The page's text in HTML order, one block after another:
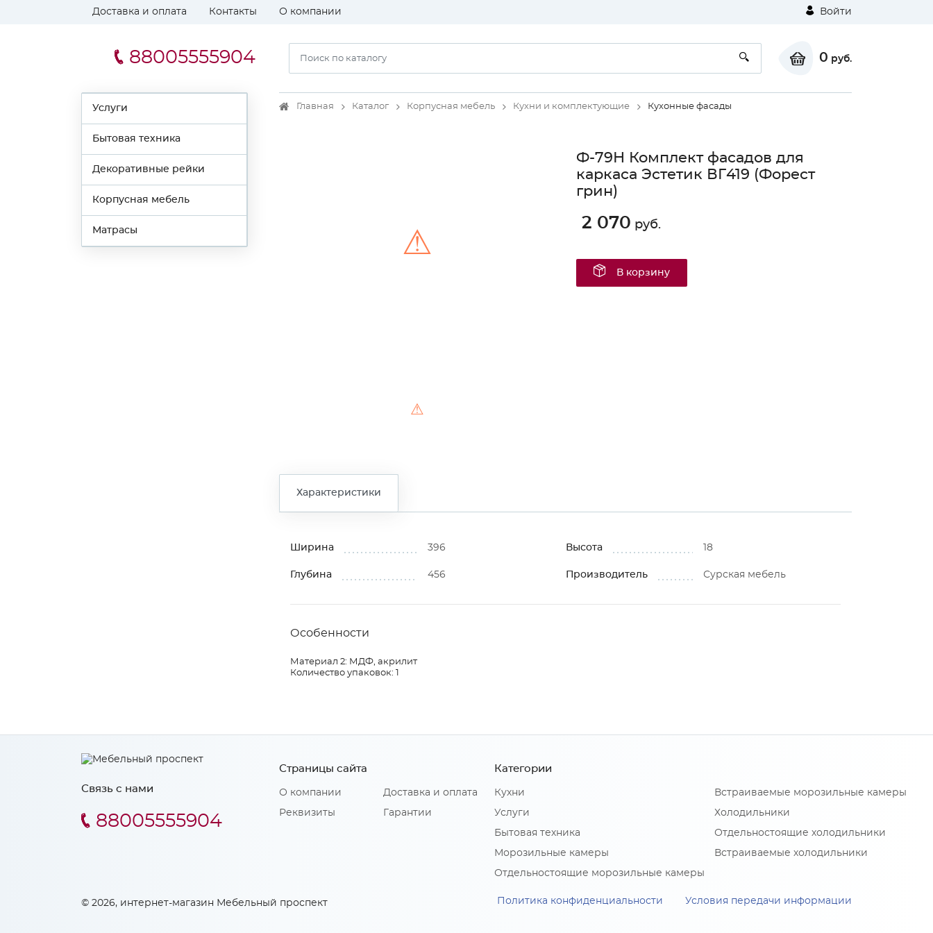
Доставка и оплата Контакты О компании Войти
88005555904 0 руб.
Услуги
Бытовая техника
Декоративные рейки
Корпусная мебель
Матрасы
Главная Каталог Корпусная мебель Кухни и комплектующие Кухонные фасады
⚠
⚠
Ф-79Н Комплект фасадов для
каркаса Эстетик ВГ419 (Форест
грин)
2 070 руб.
В корзину
Характеристики
Ширина 396 Высота 18
Глубина 456 Производитель Сурская мебель
Особенности
Материал 2: МДФ, акрилит
Количество упаковок: 1
Связь с нами
88005555904
Страницы сайта
О компании
Реквизиты
Доставка и оплата
Гарантии
Категории
Кухни
Услуги
Бытовая техника
Морозильные камеры
Отдельностоящие морозильные камеры
Встраиваемые морозильные камеры
Холодильники
Отдельностоящие холодильники
Встраиваемые холодильники
© 2026, интернет-магазин Мебельный проспект Политика конфиденциальности Условия передачи информации